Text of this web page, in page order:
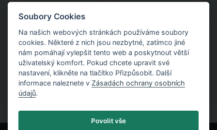
Inženýrské manuály
Stáhněte si manuály s teoretickými i praktickými ukázkami
použití programů.
Soubory Cookies
Na našich webových stránkách používáme soubory
cookies. Některé z nich jsou nezbytné, zatímco jiné
nám pomáhají vylepšit tento web a poskytnout větší
uživatelský komfort. Pokud chcete upravit své
nastavení, klikněte na tlačítko Přizpůsobit. Další
informace naleznete v Zásadách ochrany osobních
údajů.
Povolit vše